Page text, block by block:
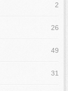
2
26
49
31